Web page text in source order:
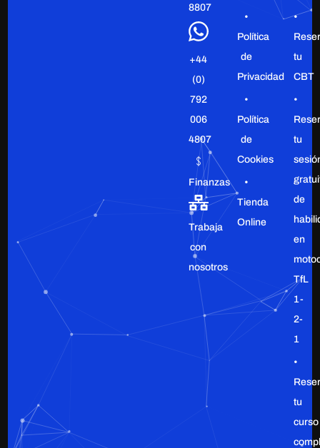
8807
+44
(0)
792
006
4807
Finanzas
Trabaja
con
nosotros
•
Política
de
Privacidad
•
Política
de
Cookies
•
Tienda
Online
•
tu
CBT
•
tu
de
en
TfL
1-
2-
1
•
tu
curso